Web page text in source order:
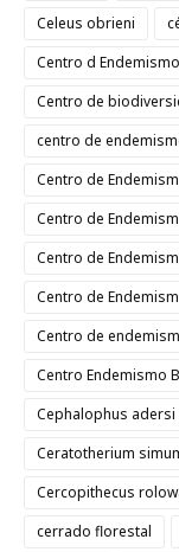
Celeus obrieni
Centro d
Centro de
centro de
Centro de
Centro de
Centro de
Centro de
Centro de
Centro Endemismo
Cephalophus adersi
Ceratotherium
Cercopithecus
cerrado florestal